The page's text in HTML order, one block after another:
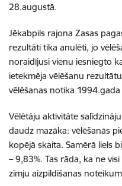
28.augustā.
Jēkabpils rajona Zasas
rezultāti tika anulēti, jo
noraidījusi vienu iesniegto
ietekmēja vēlēšanu
vēlēšanas notika
Vēlētāju aktivitāte
daudz mazāka: vēlēšanās
kopējā skaita. Samērā liels
– 9,83%. Tas rāda, ka ne
zīmju aizpildīšanas